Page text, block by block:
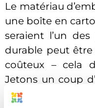
Le matériau
une boîte en
seraient l’un des
durable peut
coûteux – cela
Jetons un coup
ci-dessous !